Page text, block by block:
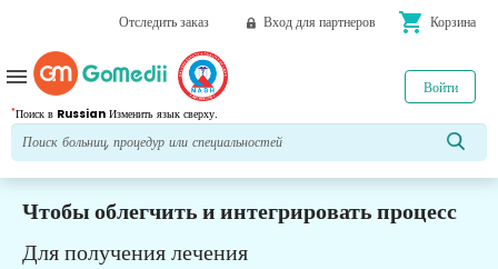
Отследить заказ Вход для партнеров shopping_cart Корзина
*Поиск в Russian Изменить язык сверху.
Войти
menu
Чтобы облегчить и интегрировать процесс
Для получения лечения